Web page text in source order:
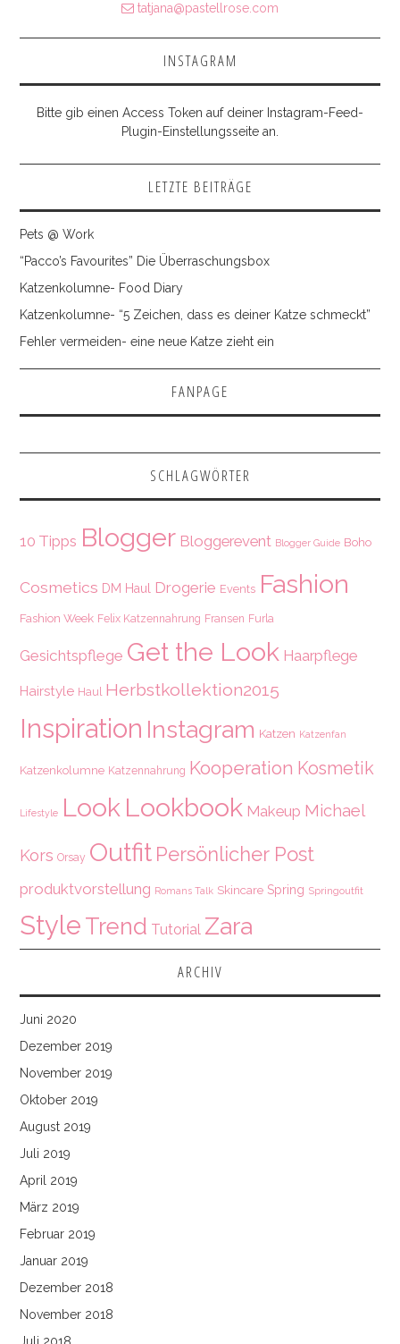
tatjana@pastellrose.com
INSTAGRAM
Bitte gib einen Access Token auf deiner Instagram-Feed-
Plugin-Einstellungsseite an.
LETZTE BEITRÄGE
Pets @ Work
“Pacco’s Favourites” Die Überraschungsbox
Katzenkolumne- Food Diary
Katzenkolumne- “5 Zeichen, dass es deiner Katze schmeckt”
Fehler vermeiden- eine neue Katze zieht ein
FANPAGE
SCHLAGWÖRTER
10 Tipps Blogger Bloggerevent Blogger Guide Boho
Cosmetics DM Haul Drogerie Events Fashion
Fashion Week Felix Katzennahrung Fransen Furla
Gesichtspflege Get the Look Haarpflege
Hairstyle Haul Herbstkollektion2015
Inspiration Instagram Katzen Katzenfan
Katzenkolumne Katzennahrung Kooperation Kosmetik
Lifestyle Look Lookbook Makeup Michael
Kors Orsay Outfit Persönlicher Post
produktvorstellung Romans Talk Skincare Spring Springoutfit
Style Trend Tutorial Zara
ARCHIV
Juni 2020
Dezember 2019
November 2019
Oktober 2019
August 2019
Juli 2019
April 2019
März 2019
Februar 2019
Januar 2019
Dezember 2018
November 2018